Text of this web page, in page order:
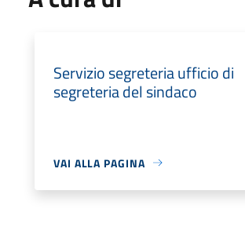
Servizio segreteria ufficio di
segreteria del sindaco
VAI ALLA PAGINA